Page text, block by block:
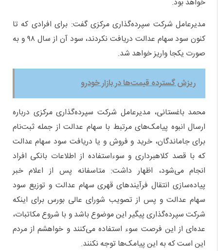
خواهد بود.
مدیرعامل شرکت سپرده‌گذاری مرکزی گفت: برای افرادی که تا
کنون سود سهام عدالت دریافت نکردند، سود آن از سال ٩٨ و به
صورت یکجا واریز خواهد شد.
ریزش گسترده قیمت‌ها در بازار خودرو
محمد باغستانی، مدیرعامل شرکت سپرده‌گذاری مرکزی درباره
ارسال انبوه پیامک‌های مرتبط با سهام عدالت از جمله ثبت‌نام
برای جاماندگان، خرید و فروش و یا دریافت سود سهام عدالت
که با قصد کلاهبرداری و سوءاستفاده از اطلاعات بانکی افراد
انجام می‌شود، اظهار داشت: متاسفانه پس از اعلام خبر
پیاده‌سازی انتقال فرآیندهای قهری سهام عدالت و توزیع سود
سهام عدالت و پس از تصویب شورای عالی بورس برای اینکه
شرکت سپرده‌گذاری پیگیر این موضوع باشد و با شروع مکاتبات،
عده‌ای از این فرصت سوء استفاده می‌کنند و خواهشم از مردم
این است که به این پیامک‌ها توجه نکنند.